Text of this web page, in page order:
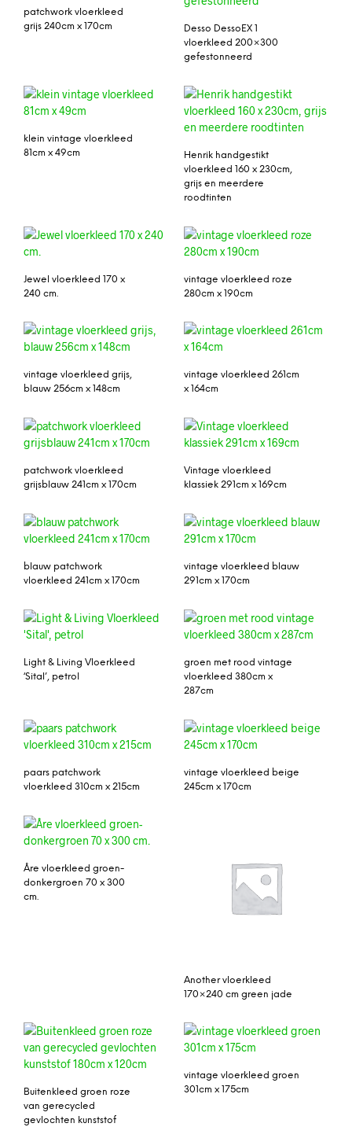
patchwork vloerkleed
grijs 240cm x 170cm
Desso DessoEX 1
vloerkleed 200×300
gefestonneerd
klein vintage vloerkleed
81cm x 49cm
Henrik handgestikt
vloerkleed 160 x 230cm,
grijs en meerdere
roodtinten
Jewel vloerkleed 170 x
240 cm.
vintage vloerkleed roze
280cm x 190cm
vintage vloerkleed grijs,
blauw 256cm x 148cm
vintage vloerkleed 261cm
x 164cm
patchwork vloerkleed
grijsblauw 241cm x 170cm
Vintage vloerkleed
klassiek 291cm x 169cm
blauw patchwork
vloerkleed 241cm x 170cm
vintage vloerkleed blauw
291cm x 170cm
Light & Living Vloerkleed
‘Sital’, petrol
groen met rood vintage
vloerkleed 380cm x
287cm
paars patchwork
vloerkleed 310cm x 215cm
vintage vloerkleed beige
245cm x 170cm
Åre vloerkleed groen-
donkergroen 70 x 300
cm.
Another vloerkleed
170×240 cm green jade
Buitenkleed groen roze
van gerecycled
gevlochten kunststof
vintage vloerkleed groen
301cm x 175cm